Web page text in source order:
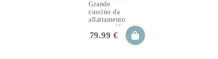
Grande
cuscino da
allattamento
per gemelli
TWIN
79.99 €